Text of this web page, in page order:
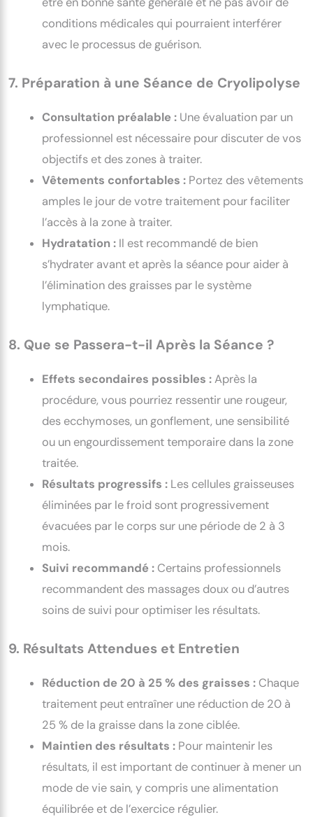
conditions médicales qui pourraient interférer
avec le processus de guérison.
7. Préparation à une Séance de Cryolipolyse
Consultation préalable : Une évaluation par un
professionnel est nécessaire pour discuter de vos
objectifs et des zones à traiter.
Vêtements confortables : Portez des vêtements
amples le jour de votre traitement pour faciliter
l’accès à la zone à traiter.
Hydratation : Il est recommandé de bien
s’hydrater avant et après la séance pour aider à
l’élimination des graisses par le système
lymphatique.
8. Que se Passera-t-il Après la Séance ?
Effets secondaires possibles :Après la
procédure, vous pourriez ressentir une rougeur,
des ecchymoses, un gonflement, une sensibilité
ou un engourdissement temporaire dans la zone
traitée.
Résultats progressifs : Les cellules graisseuses
éliminées par le froid sont progressivement
évacuées par le corps sur une période de 2 à 3
mois.
Suivi recommandé : Certains professionnels
recommandent des massages doux ou d’autres
soins de suivi pour optimiser les résultats.
9. Résultats Attendues et Entretien
Réduction de 20 à 25 % des graisses : Chaque
traitement peut entraîner une réduction de 20 à
25 % de la graisse dans la zone ciblée.
Maintien des résultats : Pour maintenir les
résultats, il est important de continuer à mener un
mode de vie sain, y compris une alimentation
équilibrée et de l’exercice régulier.